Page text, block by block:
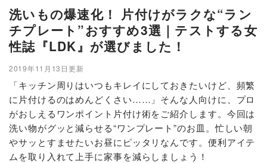
洗いもの爆速化！ 片付けがラクな“ラン
チプレート”おすすめ3選｜テストする女
性誌『LDK』が選びました！
2019年11月13日更新
「キッチン周りはいつもキレイにしておきたいけど、頻繁
に片付けるのはめんどくさい……」そんな人向けに、プロ
がおしえるワンポイント片付け術をご紹介します。今回は
洗い物がグッと減らせる“ワンプレート”のお皿。忙しい朝
やサッとすませたいお昼にピッタリなんです。便利アイテ
ムを取り入れて上手に家事を減らしましょう！